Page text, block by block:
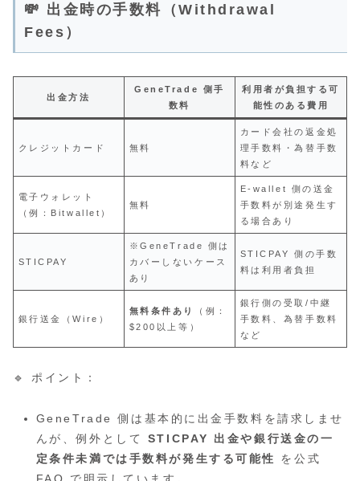
💸 出金時の手数料（Withdrawal
Fees）
出金方法
GeneTrade 側手
数料
利用者が負担する可
能性のある費用
クレジットカード 無料
カード会社の返金処
理手数料・為替手数
料など
電子ウォレット
（例：Bitwallet）
無料
E‑wallet 側の送金
手数料が別途発生す
る場合あり
STICPAY
※GeneTrade 側は
カバーしないケース
あり
STICPAY 側の手数
料は利用者負担
銀行送金（Wire）
無料条件あり
（例：
$200以上等）
銀行側の受取/中継
手数料、為替手数料
など
🔹 ポイント：
GeneTrade 側は基本的に出金手数料を請求しませ
んが、例外として STICPAY 出金や銀行送金の一
定条件未満では手数料が発生する可能性
を公式
FAQ で明示しています。